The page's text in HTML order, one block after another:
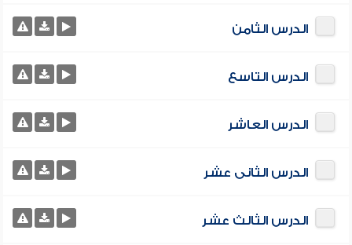
الدرس الثامن
الدرس التاسع
الدرس العاشر
الدرس الثانى عشر
الدرس الثالث عشر